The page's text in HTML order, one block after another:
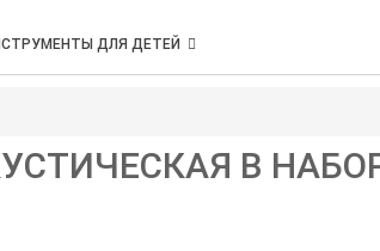
ДЛЯ ДЕТЕЙ
В